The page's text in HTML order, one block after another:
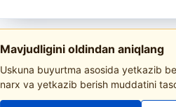
Mavjudligini oldindan aniqlang
Uskuna buyurtma asosida yetkazib
narx va yetkazib berish muddatini